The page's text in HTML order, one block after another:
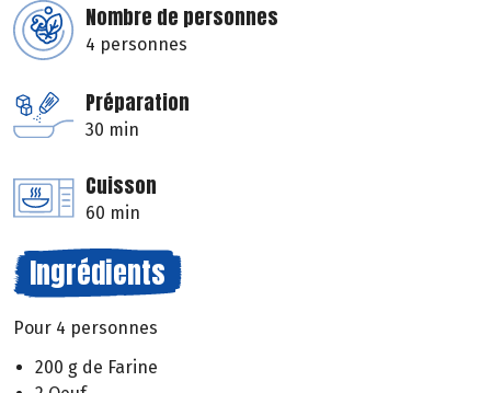
Nombre de personnes
4 personnes
Préparation
30 min
Cuisson
60 min
Ingrédients
Pour 4 personnes
200 g de Farine